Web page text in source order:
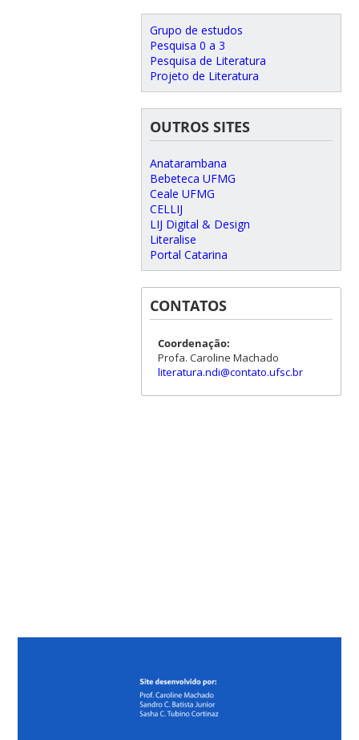
Grupo de estudos
Pesquisa 0 a 3
Pesquisa de Literatura
Projeto de Literatura
OUTROS SITES
Anatarambana
Bebeteca UFMG
Ceale UFMG
CELLIJ
LIJ Digital & Design
Literalise
Portal Catarina
CONTATOS
Coordenação:
Profa. Caroline Machado
literatura.ndi@contato.ufsc.br